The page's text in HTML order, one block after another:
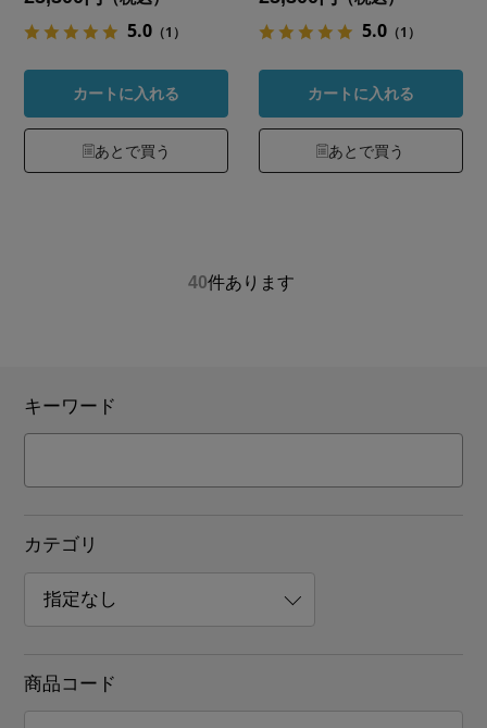
5.0 （1）
カートに入れる
あとで買う
5.0 （1）
カートに入れる
あとで買う
40件あります
キーワード
カテゴリ
商品コード